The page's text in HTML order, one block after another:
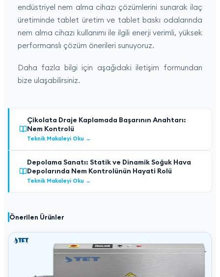
endüstriyel nem alma cihazı çözümlerini sunarak ilaç
üretiminde tablet üretim ve tablet baskı odalarında
nem alma cihazı kullanımı ile ilgili enerji verimli, yüksek
performanslı çözüm önerileri sunuyoruz.
Daha fazla bilgi için aşağıdaki iletişim formundan
bize ulaşabilirsiniz.
Çikolata Draje Kaplamada Başarının Anahtarı:
Nem Kontrolü
Teknik Makaleyi Oku →
Depolama Sanatı: Statik ve Dinamik Soğuk Hava
Depolarında Nem Kontrolünün Hayati Rolü
Teknik Makaleyi Oku →
Önerilen Ürünler